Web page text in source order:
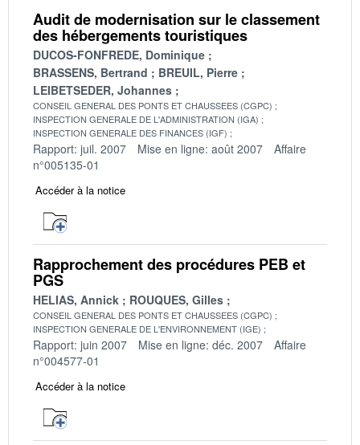
Audit de modernisation sur le classement
des hébergements touristiques
DUCOS-FONFREDE, Dominique
BRASSENS, Bertrand
BREUIL, Pierre
LEIBETSEDER, Johannes
CONSEIL GENERAL DES PONTS ET CHAUSSEES (CGPC)
INSPECTION GENERALE DE L'ADMINISTRATION (IGA)
INSPECTION GENERALE DES FINANCES (IGF)
Rapport: juil. 2007 Mise en ligne: août 2007
Affaire
n°005135-01
Accéder à la notice
Rapprochement des procédures PEB et
PGS
HELIAS, Annick ROUQUES, Gilles
CONSEIL GENERAL DES PONTS ET CHAUSSEES (CGPC)
INSPECTION GENERALE DE L'ENVIRONNEMENT (IGE)
Rapport: juin 2007 Mise en ligne: déc. 2007
Affaire
n°004577-01
Accéder à la notice